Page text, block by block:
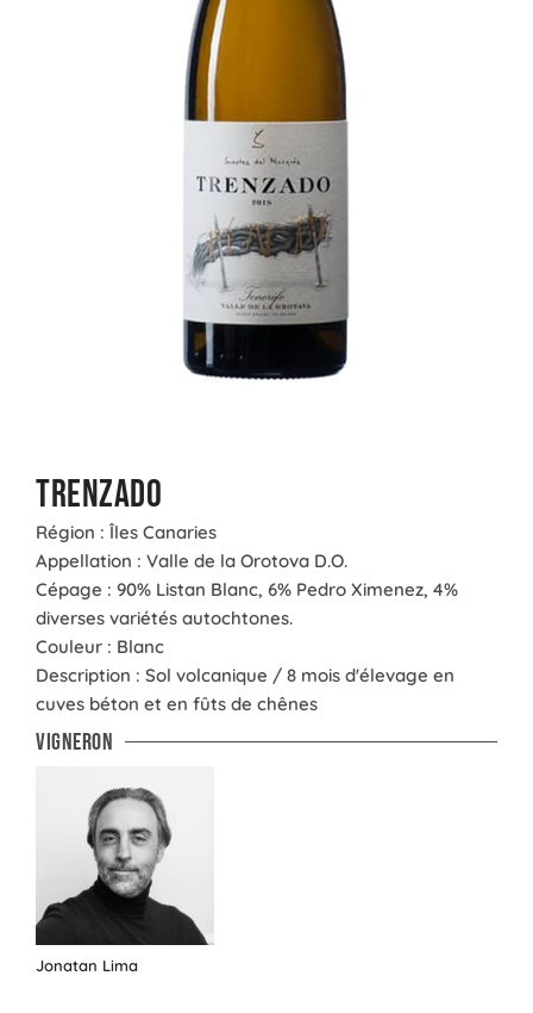
Trenzado
Région : Îles Canaries
Appellation : Valle de la Orotova D.O.
Cépage : 90% Listan Blanc, 6% Pedro Ximenez, 4%
diverses variétés autochtones.
Couleur : Blanc
Description : Sol volcanique / 8 mois d'élevage en
cuves béton et en fûts de chênes
Vigneron
Jonatan Lima